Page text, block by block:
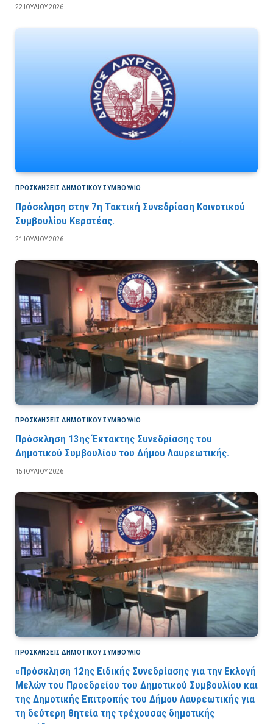
22 ΙΟΥΛΊΟΥ 2026
ΠΡΟΣΚΛΉΣΕΙΣ ΔΗΜΟΤΙΚΟΎ ΣΥΜΒΟΎΛΙΟ
Πρόσκληση στην 7η Τακτική Συνεδρίαση Κοινοτικού
Συμβουλίου Κερατέας.
21 ΙΟΥΛΊΟΥ 2026
ΠΡΟΣΚΛΉΣΕΙΣ ΔΗΜΟΤΙΚΟΎ ΣΥΜΒΟΎΛΙΟ
Πρόσκληση 13ης Έκτακτης Συνεδρίασης του
Δημοτικού Συμβουλίου του Δήμου Λαυρεωτικής.
15 ΙΟΥΛΊΟΥ 2026
ΠΡΟΣΚΛΉΣΕΙΣ ΔΗΜΟΤΙΚΟΎ ΣΥΜΒΟΎΛΙΟ
«Πρόσκληση 12ης Ειδικής Συνεδρίασης για την Εκλογή
Μελών του Προεδρείου του Δημοτικού Συμβουλίου και
της Δημοτικής Επιτροπής του Δήμου Λαυρεωτικής για
τη δεύτερη θητεία της τρέχουσας δημοτικής